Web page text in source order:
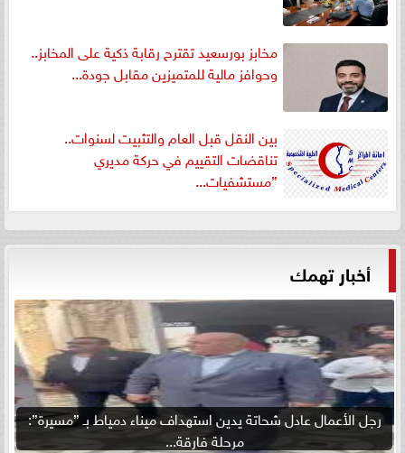
مخابز بورسعيد تقترح رقابة ذكية على المخابز..
وحوافز مالية للمتميزين مقابل جودة...
بين النقل قبل العام والتثبيت لسنوات..
تناقضات التقييم في حركة مديري
”مستشفيات...
أخبار تهمك
رجل الأعمال عادل شحاتة يدين استهداف ميناء دمياط بـ ”مسيرة”:
مرحلة فارقة...